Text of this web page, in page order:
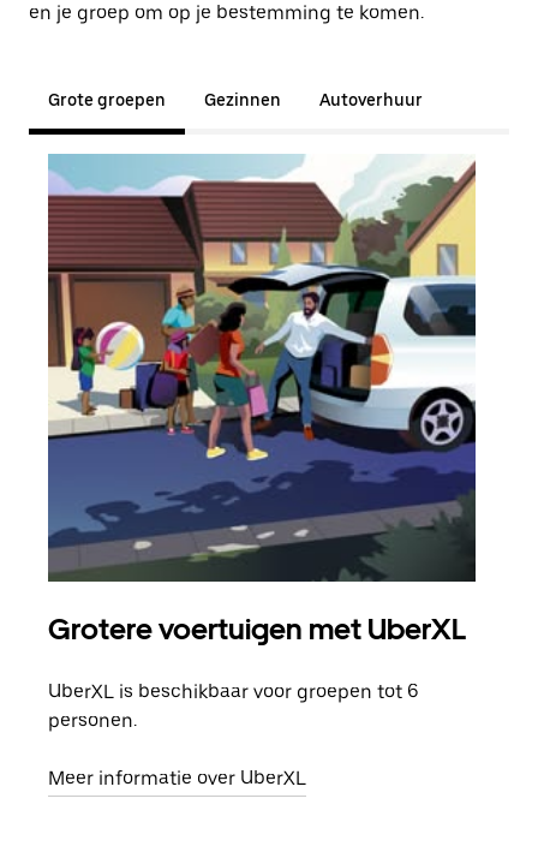
en je groep om op je bestemming te komen.
Grote groepen Gezinnen Autoverhuur
Grotere voertuigen met UberXL
UberXL is beschikbaar voor groepen tot 6
personen.
Meer informatie over UberXL